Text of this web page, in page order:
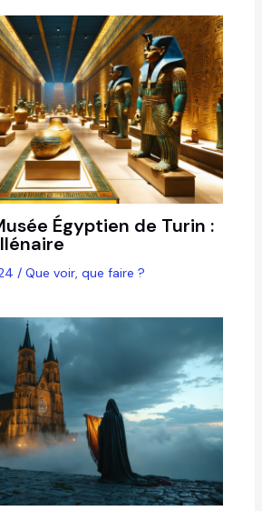
Égyptien de Turin :
/ Que voir, que faire ?